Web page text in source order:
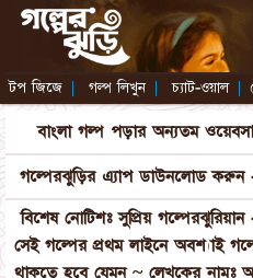
টপ জিজে | গল্প লিখুন | চ্যাট-ওয়াল |
বাংলা গল্প পড়ার অন্যতম
গল্পেরঝুড়ির এ্যাপ ডাউনলোড করুন
বিশেষ নোটিশঃ সুপ্রিয়
সেই গল্পের প্রথম লাইনে অবশ্যাই
থাকতে হবে যেমন ~ লেখকের নামঃ